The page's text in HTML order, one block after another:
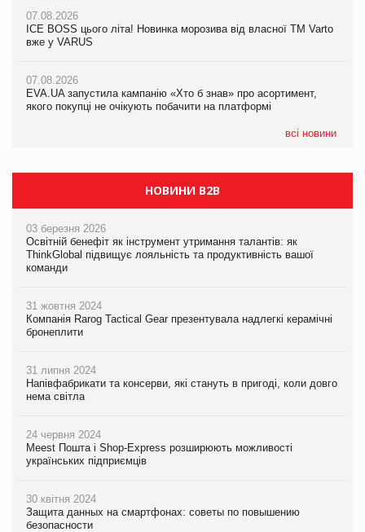
07.08.2026
ICE BOSS цього літа! Новинка морозива від власної ТМ Varto
вже у VARUS
07.08.2026
EVA.UA запустила кампанію «Хто б знав» про асортимент,
якого покупці не очікують побачити на платформі
всі новини
07.08.2026
ICE BOSS цього літа! Новинка морозива від власної ТМ Varto
вже у VARUS
07.08.2026
EVA.UA запустила кампанію «Хто б знав» про асортимент,
якого покупці не очікують побачити на платформі
Продажі Hugo Boss впали на 9%
НОВИНИ B2B
03 березня 2026
Освітній бенефіт як інструмент утримання талантів: як
ThinkGlobal підвищує лояльність та продуктивність вашої
команди
31 жовтня 2024
Компанія Rarog Tactical Gear презентувала надлегкі керамічні
бронеплити
31 липня 2024
Напівфабрикати та консерви, які стануть в пригоді, коли довго
нема світла
24 червня 2024
Meest Пошта і Shop-Express розширюють можливості
українських підприємців
30 квітня 2024
Защита данных на смартфонах: советы по повышению
безопасности